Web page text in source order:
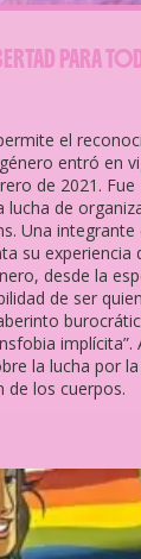
PARA
el
entró en
de 2021. Fue
lucha de
Una integrante
su experiencia
desde la
de ser
implícita”.
la lucha por la
de los cuerpos.